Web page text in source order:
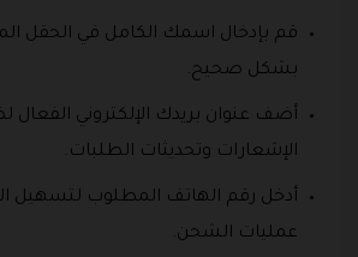
قم بإدخال اسمك الكامل في الحقل
بشكل صحيح.
أضف عنوان بريدك الإلكتروني الفعال
الإشعارات وتحديثات الطلبات.
أدخل رقم الهاتف المطلوب لتسهيل
عمليات الشحن.